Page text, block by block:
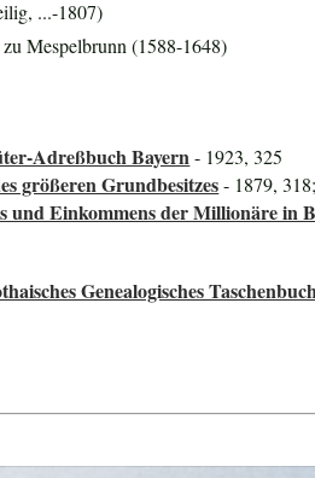
...-1807)
Mespelbrunn (1588-1648)
Adreßbuch Bayern - 1923, 325
größeren Grundbesitzes- 1879,
und Einkommens der Millionäre in
Genealogisches